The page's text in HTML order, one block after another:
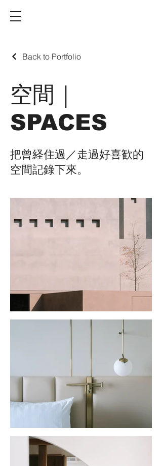
Back to Portfolio
空間｜
SPACES
把曾経住過／走過好喜歓的
空間記錄下來。